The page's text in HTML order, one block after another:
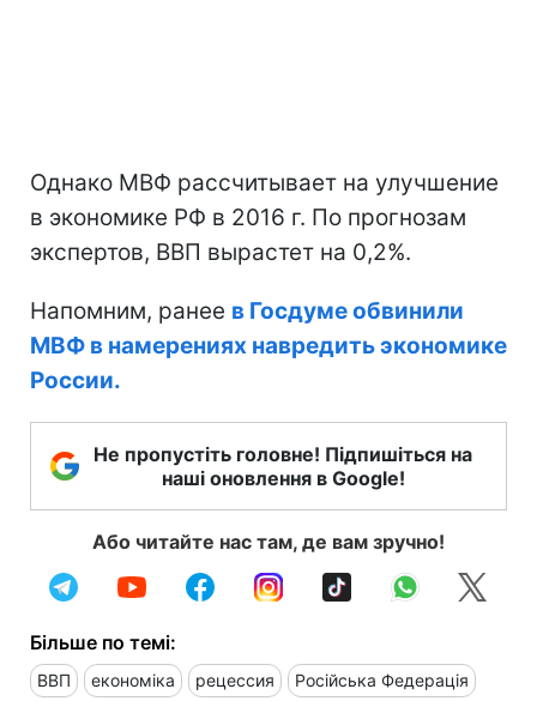
Однако МВФ рассчитывает на улучшение
в экономике РФ в 2016 г. По прогнозам
экспертов, ВВП вырастет на 0,2%.
Напомним, ранее в Госдуме обвинили
МВФ в намерениях навредить экономике
России.
Не пропустіть головне! Підпишіться на
наші оновлення в Google!
Або читайте нас там, де вам зручно!
Більше по темі:
ВВП економіка рецессия Російська Федерація